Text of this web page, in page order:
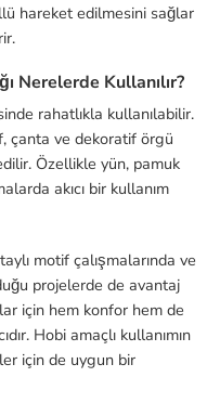
hareket edilmesini sağlar
Nerelerde Kullanılır?
rahatlıkla kullanılabilir.
çanta ve dekoratif örgü
Özellikle yün, pamuk
akıcı bir kullanım
motif çalışmalarında ve
projelerde de avantaj
için hem konfor hem de
Hobi amaçlı kullanımın
için de uygun bir